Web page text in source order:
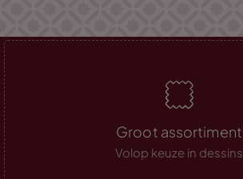
Groot assortiment
Volop keuze in dessins